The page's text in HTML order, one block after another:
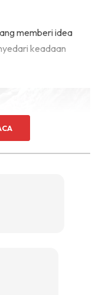
memberi idea
keadaan